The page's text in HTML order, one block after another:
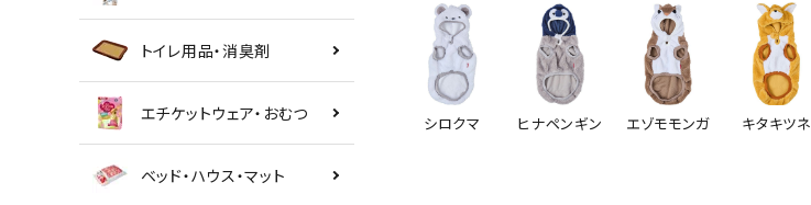
トイレ用品・消臭剤
エチケットウェア・おむつ
ベッド・ハウス・マット
シロクマ ヒナペンギン エゾモモンガ キタキツネ